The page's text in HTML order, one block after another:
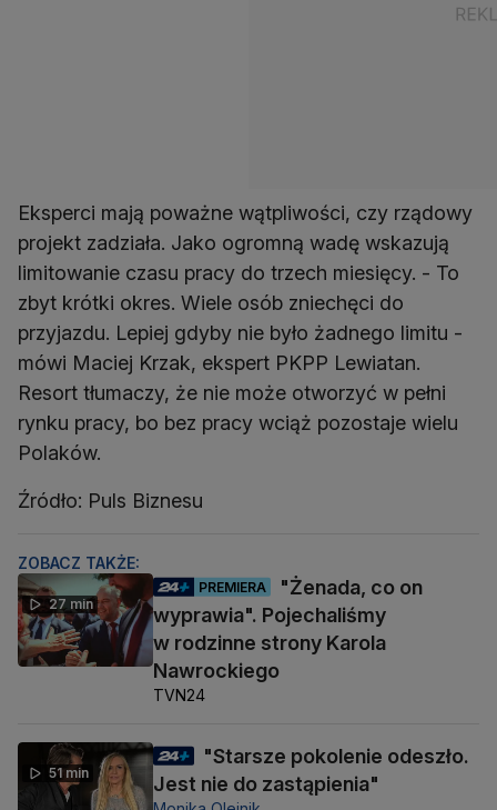
Eksperci mają poważne wątpliwości, czy rządowy
projekt zadziała. Jako ogromną wadę wskazują
limitowanie czasu pracy do trzech miesięcy. - To
zbyt krótki okres. Wiele osób zniechęci do
przyjazdu. Lepiej gdyby nie było żadnego limitu -
mówi Maciej Krzak, ekspert PKPP Lewiatan.
Resort tłumaczy, że nie może otworzyć w pełni
rynku pracy, bo bez pracy wciąż pozostaje wielu
Polaków.
Źródło: Puls Biznesu
ZOBACZ TAKŻE:
27 min
PREMIERA
"Żenada, co on
wyprawia". Pojechaliśmy
w rodzinne strony Karola
Nawrockiego
TVN24
51 min
"Starsze pokolenie odeszło.
Jest nie do zastąpienia"